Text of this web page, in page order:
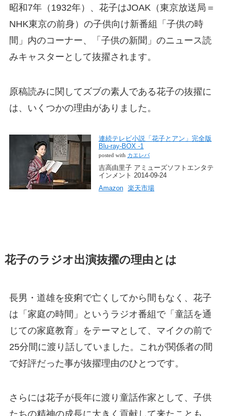
昭和7年（1932年）、花子はJOAK（東京放送局＝
NHK東京の前身）の子供向け新番組「子供の時
間」内のコーナー、「子供の新聞」のニュース読
みキャスターとして抜擢されます。
原稿読みに関してズブの素人である花子の抜擢に
は、いくつかの理由がありました。
連続テレビ小説「花子とアン」完全版
Blu-ray-BOX -1
posted with カエレバ
吉高由里子 アミューズソフトエンタテ
インメント 2014-09-24
Amazon
楽天市場
花子のラジオ出演抜擢の理由とは
長男・道雄を疫痢で亡くしてから間もなく、花子
は「家庭の時間」というラジオ番組で「童話を通
じての家庭教育」をテーマとして、マイクの前で
25分間に渡り話していました。これが関係者の間
で好評だった事が抜擢理由のひとつです。
さらには花子が長年に渡り童話作家として、子供